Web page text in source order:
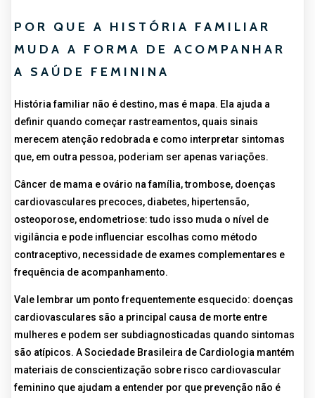
POR QUE A HISTÓRIA FAMILIAR
MUDA A FORMA DE ACOMPANHAR
A SAÚDE FEMININA
História familiar não é destino, mas é mapa. Ela ajuda a
definir quando começar rastreamentos, quais sinais
merecem atenção redobrada e como interpretar sintomas
que, em outra pessoa, poderiam ser apenas variações.
Câncer de mama e ovário na família, trombose, doenças
cardiovasculares precoces, diabetes, hipertensão,
osteoporose, endometriose: tudo isso muda o nível de
vigilância e pode influenciar escolhas como método
contraceptivo, necessidade de exames complementares e
frequência de acompanhamento.
Vale lembrar um ponto frequentemente esquecido: doenças
cardiovasculares são a principal causa de morte entre
mulheres e podem ser subdiagnosticadas quando sintomas
são atípicos. A Sociedade Brasileira de Cardiologia mantém
materiais de conscientização sobre risco cardiovascular
feminino que ajudam a entender por que prevenção não é